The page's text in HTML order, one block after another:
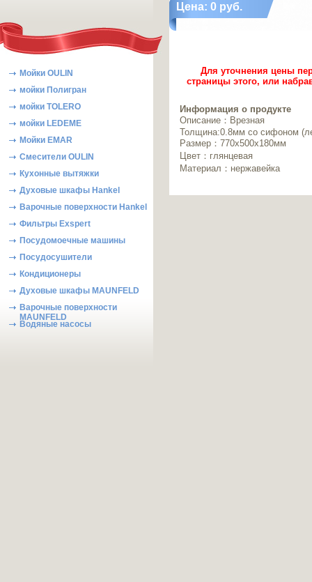
Мойки OULIN
мойки Полигран
мойки TOLERO
мойки LEDEME
Мойки EMAR
Смесители OULIN
Кухонные вытяжки
Духовые шкафы Hankel
Варочные поверхности Hankel
Фильтры Exspert
Посудомоечные машины
Посудосушители
Кондиционеры
Духовые шкафы MAUNFELD
Варочные поверхности
MAUNFELD
Водяные насосы
Цена: 0 руб.
Для уточнения цены
страницы этого, или
Информация о продукте
Описание：Врезная
Толщина:0.8мм со сифоном
Размер：770x500x180мм
Цвет：глянцевая
Материал：нержавейка